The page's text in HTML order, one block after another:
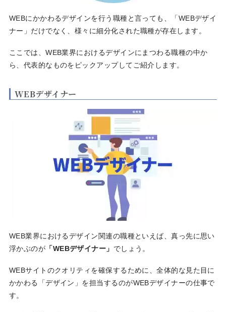
WEBにかかわるデザインを行う職種と言っても、「WEBデザイ
ナー」だけでなく、様々に細分化された職種が存在します。
ここでは、WEB業界におけるデザインにまつわる職種の中か
ら、代表的なものをピックアップしてご紹介します。
WEBデザイナー
WEB業界におけるデザイン関連の職種といえば、真っ先に思い
浮かぶのが 「WEBデザイナー」 でしょう。
WEBサイトのクオリティを確保するために、全体的な見た目に
かかわる「デザイン」を担当するのがWEBデザイナーの仕事で
す。